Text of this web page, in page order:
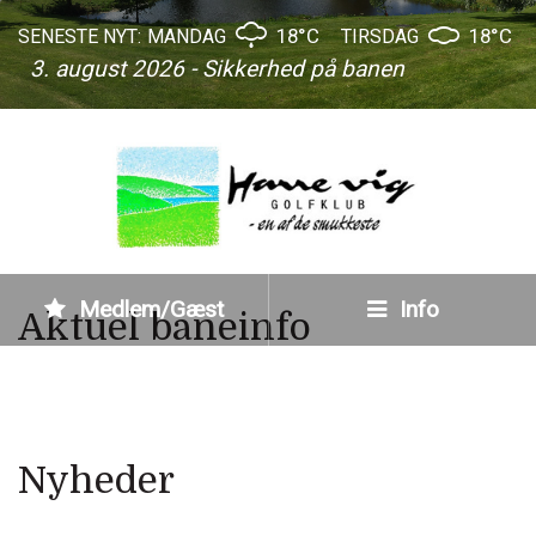
SENESTE NYT:
3. august 2026 - Sikkerhed på banen
MANDAG 18°C TIRSDAG 18°C
Medlem/Gæst Info
Aktuel baneinfo
Nyheder